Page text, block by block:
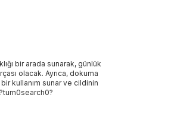
bir arada sunarak, günlük
olacak. Ayrıca, dokuma
kullanım sunar ve cildinin